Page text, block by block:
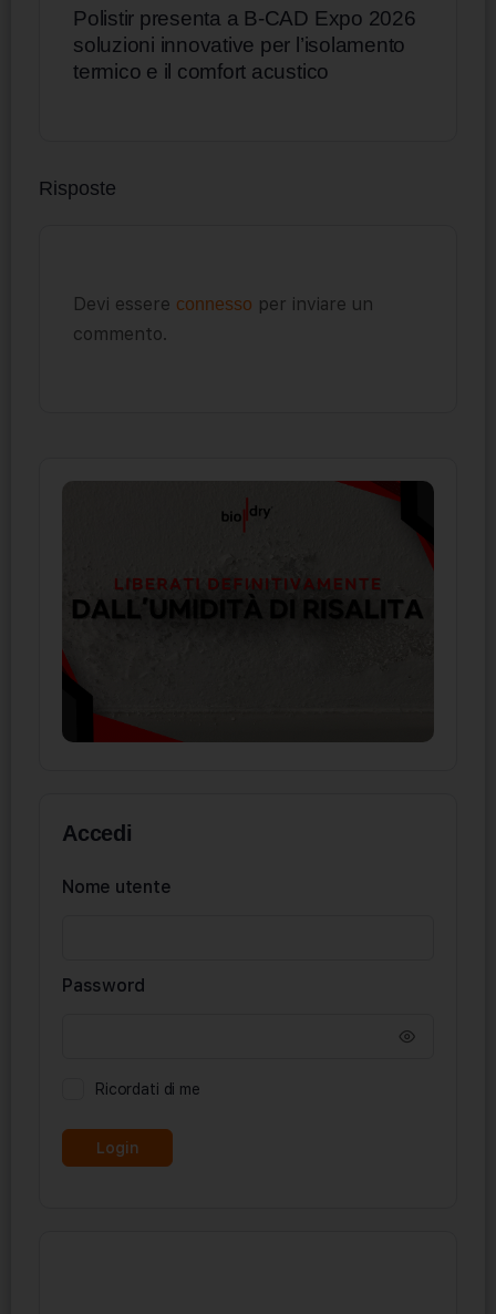
Polistir presenta a B-CAD Expo 2026
soluzioni innovative per l’isolamento
termico e il comfort acustico
Risposte
Devi essere connesso per inviare un
commento.
Accedi
Nome utente
Password
Ricordati di me